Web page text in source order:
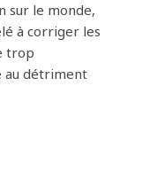
sur le monde,
à corriger les
trop
au détriment